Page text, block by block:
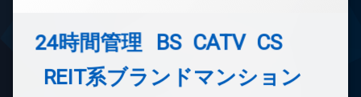
24時間管理 BS CATV CS
REIT系ブランドマンション